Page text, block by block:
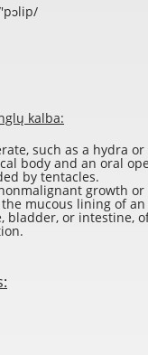
kalba:
such as a hydra or
body and an oral
by tentacles.
growth
mucous lining of an
bladder, or intestine,